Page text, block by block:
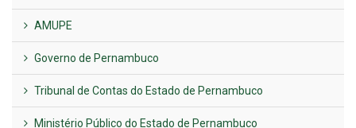
AMUPE
Governo de Pernambuco
Tribunal de Contas do Estado de Pernambuco
Ministério Público do Estado de Pernambuco